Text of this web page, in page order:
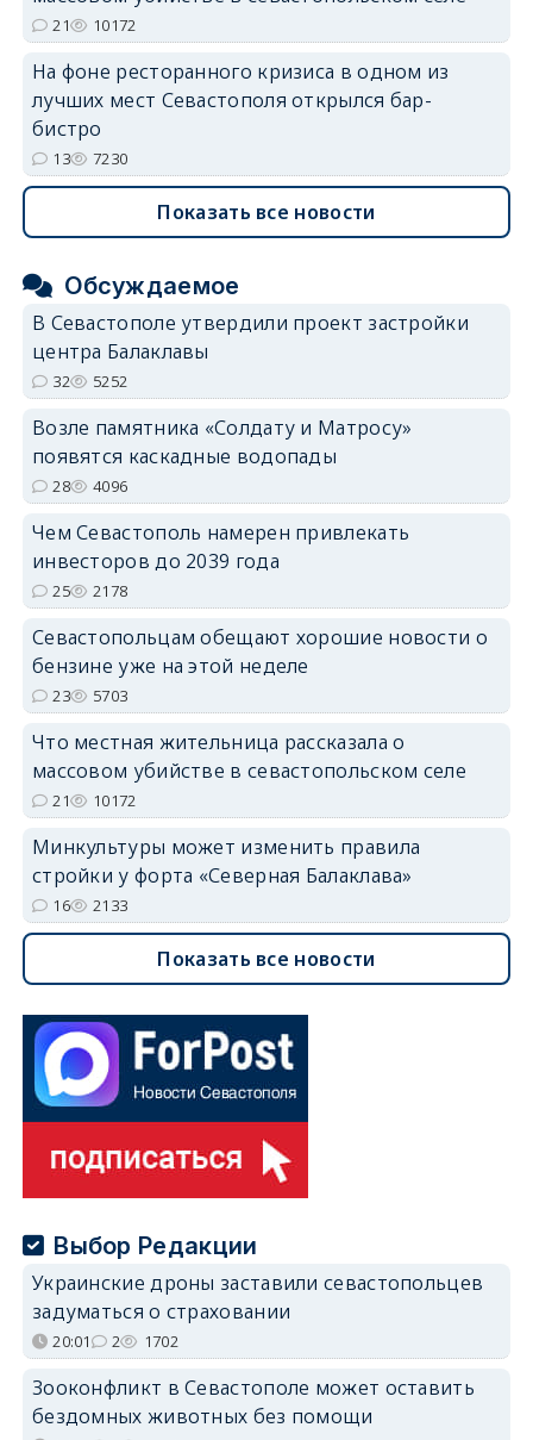
21 10172
На фоне ресторанного кризиса в одном из
лучших мест Севастополя открылся бар-
бистро
13 7230
Показать все новости
Обсуждаемое
В Севастополе утвердили проект застройки
центра Балаклавы
32 5252
Возле памятника «Солдату и Матросу»
появятся каскадные водопады
28 4096
Чем Севастополь намерен привлекать
инвесторов до 2039 года
25 2178
Севастопольцам обещают хорошие новости о
бензине уже на этой неделе
23 5703
Что местная жительница рассказала о
массовом убийстве в севастопольском селе
21 10172
Минкультуры может изменить правила
стройки у форта «Северная Балаклава»
16 2133
Показать все новости
Выбор Редакции
Украинские дроны заставили севастопольцев
задуматься о страховании
20:01 2 1702
Зооконфликт в Севастополе может оставить
бездомных животных без помощи